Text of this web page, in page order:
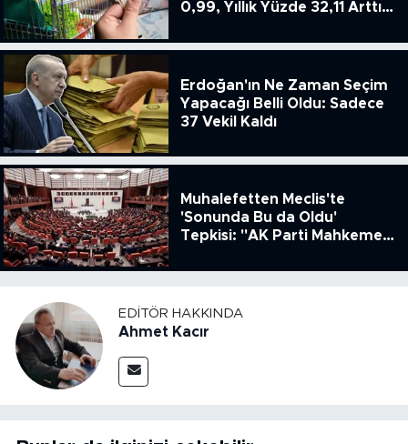
0,99, Yıllık Yüzde 32,11 Arttı,
51.49
Erdoğan'ın Ne Zaman Seçim
Yapacağı Belli Oldu: Sadece
37 Vekil Kaldı
Muhalefetten Meclis'te
'Sonunda Bu da Oldu'
Tepkisi: "AK Parti Mahkeme
Kanun Çıkardı"
EDITÖR HAKKINDA
Ahmet Kacır